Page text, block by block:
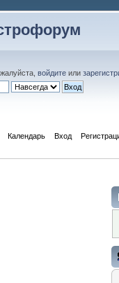
войдите или
Календарь Вход